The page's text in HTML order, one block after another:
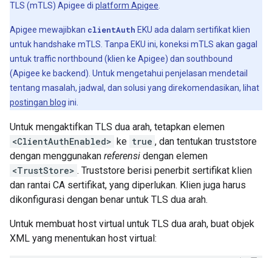
TLS (mTLS) Apigee di platform Apigee
Apigee mewajibkan clientAuth EKU ada dalam sertifikat klien
untuk handshake mTLS. Tanpa EKU ini, koneksi mTLS akan gagal
untuk traffic northbound (klien ke Apigee) dan southbound
(Apigee ke backend). Untuk mengetahui penjelasan mendetail
tentang masalah, jadwal, dan solusi yang direkomendasikan, lihat
postingan blog ini.
Untuk mengaktifkan TLS dua arah, tetapkan elemen
<ClientAuthEnabled> ke true , dan tentukan truststore
dengan menggunakan referensi dengan elemen
<TrustStore> . Truststore berisi penerbit sertifikat klien
dan rantai CA sertifikat, yang diperlukan. Klien juga harus
dikonfigurasi dengan benar untuk TLS dua arah.
Untuk membuat host virtual untuk TLS dua arah, buat objek
XML yang menentukan host virtual: